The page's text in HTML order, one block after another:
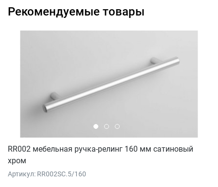
Рекомендуемые товары
RR002 мебельная ручка-релинг 160 мм сатиновый
хром
Артикул: RR002SC.5/160